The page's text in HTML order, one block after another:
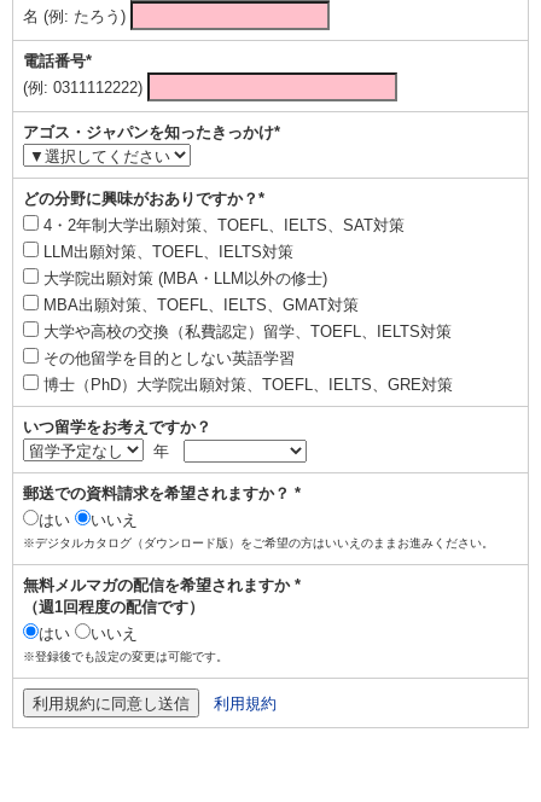
名 (例: たろう)
電話番号*
(例: 0311112222)
アゴス・ジャパンを知ったきっかけ*
どの分野に興味がおありですか？*
4・2年制大学出願対策、TOEFL、IELTS、SAT対策
LLM出願対策、TOEFL、IELTS対策
大学院出願対策 (MBA・LLM以外の修士)
MBA出願対策、TOEFL、IELTS、GMAT対策
大学や高校の交換（私費認定）留学、TOEFL、IELTS対策
その他留学を目的としない英語学習
博士（PhD）大学院出願対策、TOEFL、IELTS、GRE対策
いつ留学をお考えですか？
年
郵送での資料請求を希望されますか？ *
はい
いいえ
※デジタルカタログ（ダウンロード版）をご希望の方はいいえのままお進みください。
無料メルマガの配信を希望されますか *
（週1回程度の配信です）
はい
いいえ
※登録後でも設定の変更は可能です。
利用規約